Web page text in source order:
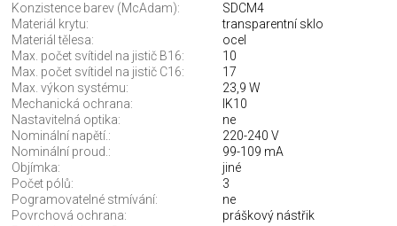
Konzistence barev (McAdam):
SDCM4
Materiál krytu:
transparentní sklo
Materiál tělesa:
ocel
Max. počet svítidel na jistič B16:
10
Max. počet svítidel na jistič C16:
17
Max. výkon systému:
23,9 W
Mechanická ochrana:
IK10
Nastavitelná optika:
ne
Nominální napětí.:
220-240 V
Nominální proud.:
99-109 mA
Objímka:
jiné
Počet pólů:
3
Pogramovatelné stmívání:
ne
Povrchová ochrana:
práškový nástřik